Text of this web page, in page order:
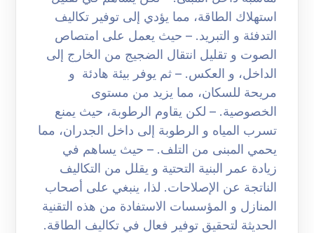
استهلاك الطاقة، مما يؤدي إلى توفير تكاليف
التدفئة و التبريد. – حيث يعمل على امتصاص
الصوت و تقليل انتقال الضجيج من الخارج إلى
الداخل، و العكس. – ثم يوفر بيئة هادئة و
مريحة للسكان، مما يزيد من مستوى
الخصوصية. – لكن يقاوم الرطوبة، حيث يمنع
تسرب المياه و الرطوبة إلى داخل الجدران، مما
يحمي المبنى من التلف. – حيث يساهم في
زيادة عمر البنية التحتية و يقلل من التكاليف
الناتجة عن الإصلاحات. لذا، ينبغي على أصحاب
المنازل و المؤسسات الاستفادة من هذه التقنية
الحديثة لتحقيق توفير فعال في تكاليف الطاقة.